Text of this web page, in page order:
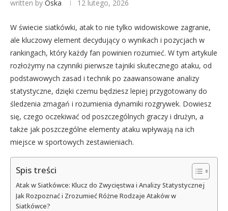
written by Oska 12 lutego, 2026
W świecie siatkówki, atak to nie tylko widowiskowe zagranie,
ale kluczowy element decydujący o wynikach i pozycjach w
rankingach, który każdy fan powinien rozumieć. W tym artykule
rozłożymy na czynniki pierwsze tajniki skutecznego ataku, od
podstawowych zasad i technik po zaawansowane analizy
statystyczne, dzięki czemu będziesz lepiej przygotowany do
śledzenia zmagań i rozumienia dynamiki rozgrywek. Dowiesz
się, czego oczekiwać od poszczególnych graczy i drużyn, a
także jak poszczególne elementy ataku wpływają na ich
miejsce w sportowych zestawieniach.
Spis treści
Atak w Siatkówce: Klucz do Zwycięstwa i Analizy Statystycznej
Jak Rozpoznać i Zrozumieć Różne Rodzaje Ataków w
Siatkówce?